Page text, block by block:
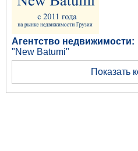
Агентство недвижимости:
"New Batumi"
Показать